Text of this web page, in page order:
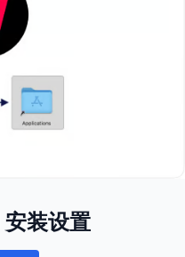
装设置